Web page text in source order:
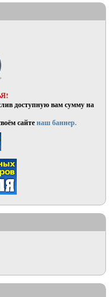
доступную вам сумму на
сайтенаш баннер.